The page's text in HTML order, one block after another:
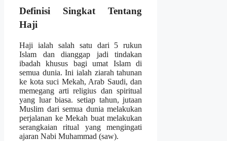
Definisi Singkat Tentang
Haji
Haji ialah salah satu dari 5 rukun
Islam dan dianggap jadi tindakan
ibadah khusus bagi umat Islam di
semua dunia. Ini ialah ziarah tahunan
ke kota suci Mekah, Arab Saudi, dan
memegang arti religius dan spiritual
yang luar biasa. setiap tahun, jutaan
Muslim dari semua dunia melakukan
perjalanan ke Mekah buat melakukan
serangkaian ritual yang mengingati
ajaran Nabi Muhammad (saw).